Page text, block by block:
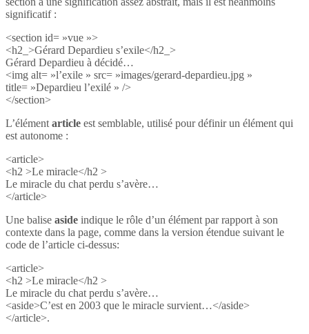
significatif :
<section id= »vue »>
<h2_>Gérard Depardieu s’exile</h2_>
Gérard Depardieu à décidé…
<img alt= »l’exile » src= »images/gerard-depardieu.jpg »
title= »Depardieu l’exilé » />
</section>
L’élément article est semblable, utilisé pour définir un élément qui
est autonome :
<article>
<h2 >Le miracle</h2 >
Le miracle du chat perdu s’avère…
</article>
Une balise aside indique le rôle d’un élément par rapport à son
contexte dans la page, comme dans la version étendue suivant le
code de l’article ci-dessus:
<article>
<h2 >Le miracle</h2 >
Le miracle du chat perdu s’avère…
<aside>C’est en 2003 que le miracle survient…</aside>
</article>.